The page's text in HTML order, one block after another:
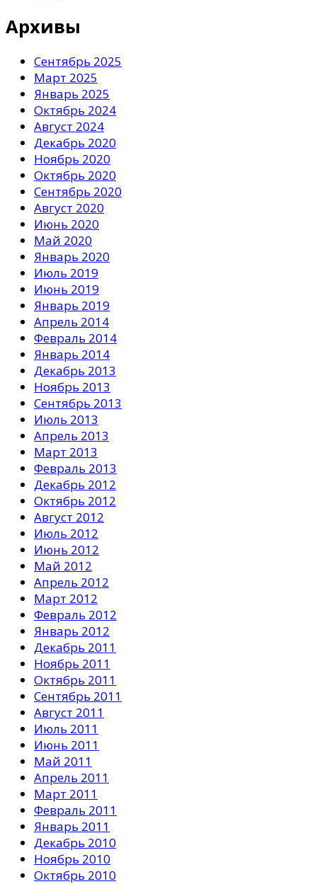
Архивы
Сентябрь 2025
Март 2025
Январь 2025
Октябрь 2024
Август 2024
Декабрь 2020
Ноябрь 2020
Октябрь 2020
Сентябрь 2020
Август 2020
Июнь 2020
Май 2020
Январь 2020
Июль 2019
Июнь 2019
Январь 2019
Апрель 2014
Февраль 2014
Январь 2014
Декабрь 2013
Ноябрь 2013
Сентябрь 2013
Июль 2013
Апрель 2013
Март 2013
Февраль 2013
Декабрь 2012
Октябрь 2012
Август 2012
Июль 2012
Июнь 2012
Май 2012
Апрель 2012
Март 2012
Февраль 2012
Январь 2012
Декабрь 2011
Ноябрь 2011
Октябрь 2011
Сентябрь 2011
Август 2011
Июль 2011
Июнь 2011
Май 2011
Апрель 2011
Март 2011
Февраль 2011
Январь 2011
Декабрь 2010
Ноябрь 2010
Октябрь 2010